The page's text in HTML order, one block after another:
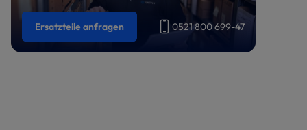
Ersatzteile anfragen 0521 800 699-47